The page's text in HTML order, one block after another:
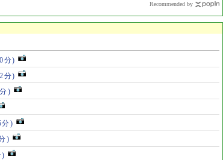
Recommended by
分)
分)
)
分)
)
)